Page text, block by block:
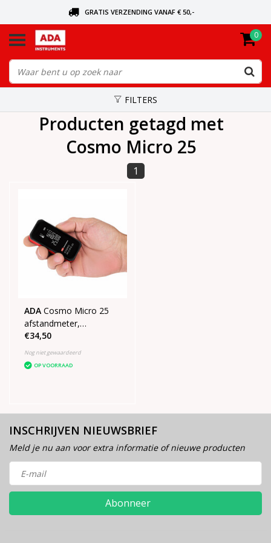
GRATIS VERZENDING VANAF € 50,-
VANDAAG BESTELD, VANDAAG VERZONDEN
0
FILTERS
Producten getagd met
Cosmo Micro 25
1
ADA Cosmo Micro 25
afstandmeter,
Bluetooth, Oplaadbaar
€34,50
Nog niet gewaardeerd
OP VOORRAAD
INSCHRIJVEN NIEUWSBRIEF
Meld je nu aan voor extra informatie of nieuwe producten
Abonneer